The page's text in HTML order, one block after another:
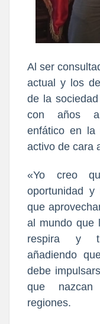
Al ser
actual y los
de la
con años
enfático en la
activo de cara
«Yo creo
oportunidad
que
al mundo que
respira y
añadiendo
debe
que nazcan
regiones.